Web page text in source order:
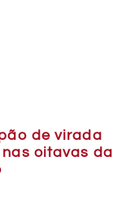
de virada
oitavas da